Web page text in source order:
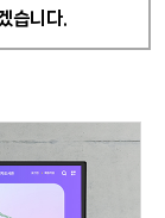
습니다.